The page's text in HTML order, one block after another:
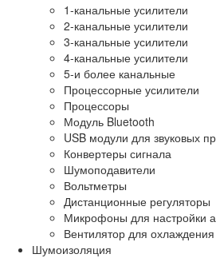
1-канальные усилители
2-канальные усилители
3-канальные усилители
4-канальные усилители
5-и более канальные
Процессорные усилители
Процессоры
Модуль Bluetooth
USB модули для звуковых
Конвертеры сигнала
Шумоподавители
Вольтметры
Дистанционные регуляторы
Микрофоны для настройки
Вентилятор для
Шумоизоляция